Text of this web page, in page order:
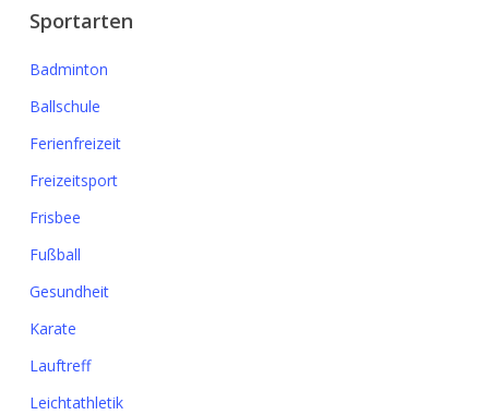
Sportarten
Badminton
Ballschule
Ferienfreizeit
Freizeitsport
Frisbee
Fußball
Gesundheit
Karate
Lauftreff
Leichtathletik